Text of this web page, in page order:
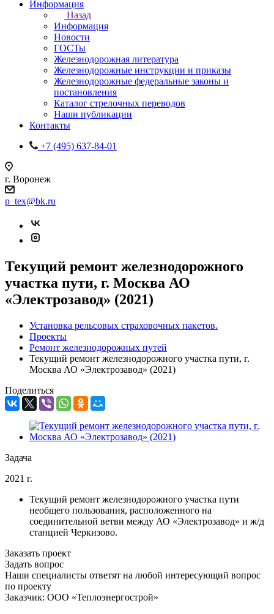
Информация
Назад
Информация
Новости
ГОСТы
Железнодорожная литература
Железнодорожные инструкции и приказы
Железнодорожные федеральные законы и
постановления
Каталог стрелочных переводов
Наши публикации
Контакты
+7 (495) 637-84-01
г. Воронеж
p_tex@bk.ru
Текущий ремонт железнодорожного
участка пути, г. Москва АО
«Электрозавод» (2021)
Установка рельсовых страховочных пакетов.
Проекты
Ремонт железнодорожных путей
Текущий ремонт железнодорожного участка пути, г.
Москва АО «Электрозавод» (2021)
Поделиться
Задача
2021 г.
Текущий ремонт железнодорожного участка пути
необщего пользования, расположенного на
соединительной ветви между АО «Электрозавод» и ж/д
станцией Черкизово.
Заказать проект
Задать вопрос
Наши специалисты ответят на любой интересующий вопрос
по проекту
Заказчик: ООО «Теплоэнергострой»